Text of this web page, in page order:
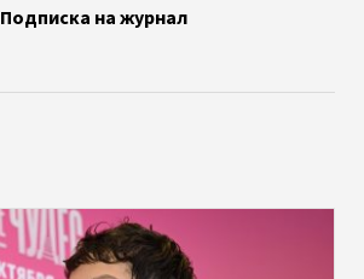
Подписка на журнал